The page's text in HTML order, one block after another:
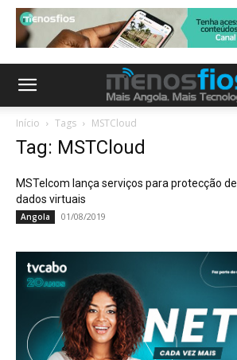
Início Tags MSTCloud
Tag: MSTCloud
MSTelcom lança serviços para protecção de
dados virtuais
Angola 01/08/2019